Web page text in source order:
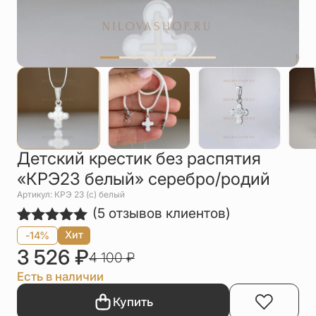
Цепи
Шнурки на
шею
Другое
Детский крестик без распятия
«КРЭ23 белый» серебро/родий
Артикул: КРЭ 23 (с) белый
Рейтинг
5.00из 5
на основе
опроса
5
пользователей
(5 отзывов клиентов)
-14% Хит
3 526 ₽4 100₽
Есть в наличии
Купить